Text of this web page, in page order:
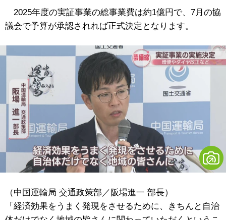
2025年度の実証事業の総事業費は約1億円で、7月の協
議会で予算が承認されれば正式決定となります。
（中国運輸局 交通政策部／阪場進一 部長）
「経済効果をうまく発現をさせるために、きちんと自治